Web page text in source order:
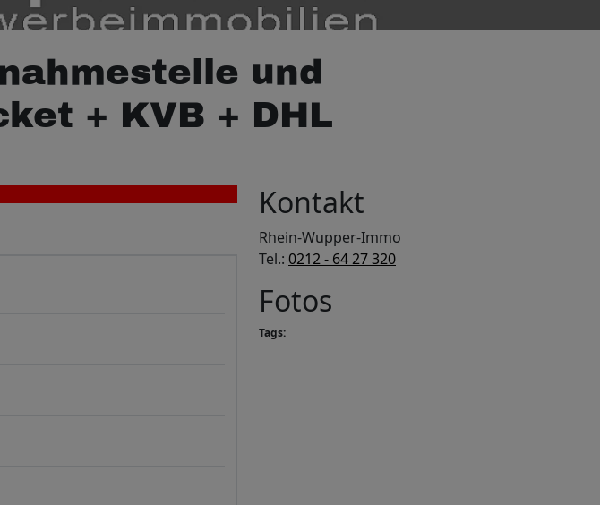
und
+ KVB + DHL
Kontakt
Rhein-Wupper-Immo
Tel.: 0212 - 64 27 320
Fotos
Tags: